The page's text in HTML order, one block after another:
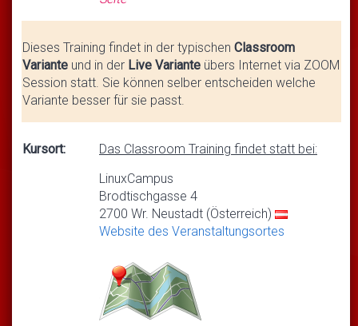
Dieses Training findet in der typischen Classroom
Variante und in der Live Variante übers Internet via ZOOM
Session statt. Sie können selber entscheiden welche
Variante besser für sie passt.
Kursort:
Das Classroom Training findet statt bei:
LinuxCampus
Brodtischgasse 4
2700 Wr. Neustadt (Österreich)
Website des Veranstaltungsortes